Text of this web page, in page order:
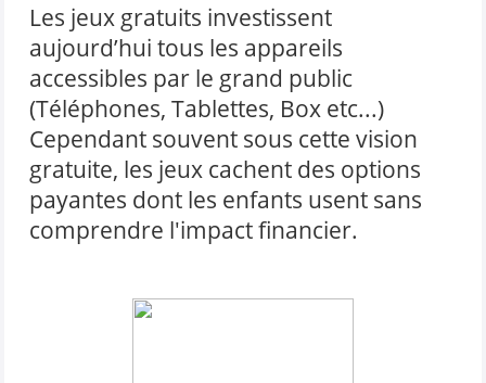
Les jeux gratuits investissent
aujourd’hui tous les appareils
accessibles par le grand public
(Téléphones, Tablettes, Box etc...)
Cependant souvent sous cette vision
gratuite, les jeux cachent des options
payantes dont les enfants usent sans
comprendre l'impact financier.